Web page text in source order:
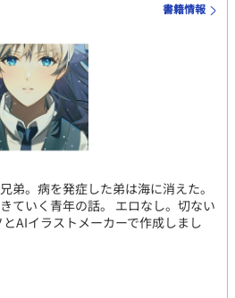
書籍情報
弟。病を発症した弟は海に消えた。
ていく青年の話。 エロなし。切ない
AIイラストメーカーで作成しまし